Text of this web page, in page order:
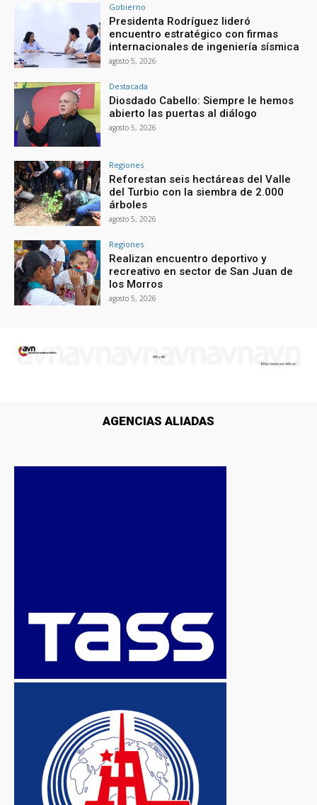
Gobierno
Presidenta Rodríguez lideró
encuentro estratégico con firmas
internacionales de ingeniería sísmica
agosto 5, 2026
Destacada
Diosdado Cabello: Siempre le hemos
abierto las puertas al diálogo
agosto 5, 2026
Regiones
Reforestan seis hectáreas del Valle
del Turbio con la siembra de 2.000
árboles
agosto 5, 2026
Regiones
Realizan encuentro deportivo y
recreativo en sector de San Juan de
los Morros
agosto 5, 2026
AGENCIAS ALIADAS